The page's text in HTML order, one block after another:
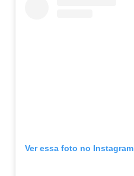
Ver essa foto no Instagram